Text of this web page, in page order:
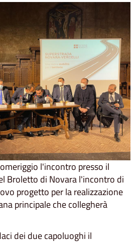
l'incontro presso il
Broletto di Novara l'incontro di
progetto per la realizzazione
principale che collegherà
dei due capoluoghi il